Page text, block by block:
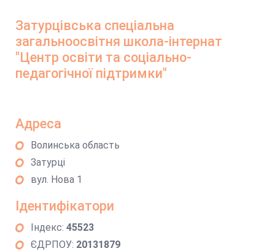
Затурцівська спеціальна
загальноосвітня школа-інтернат
"Центр освіти та соціально-
педагогічної підтримки"
Адреса
Волинська область
Затурці
вул. Нова 1
Ідентифікатори
Індекс: 45523
ЄДРПОУ: 20131879